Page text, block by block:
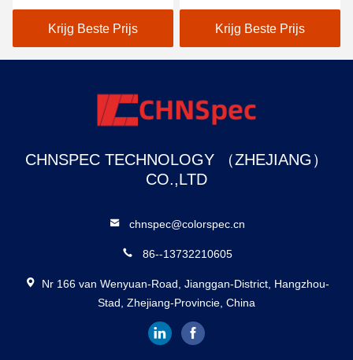
spectraalsensor voor
nauwkeurigere metingen
Krijg Beste Prijs
de de LEIDENE de
Deltaprecisiecolorimeter
van E De Analysator van
Krijg Beste Prijs
CHNSPEC TECHNOLOGY （ZHEJIANG）
CO.,LTD
chnspec@colorspec.cn
86--13732210605
Nr 166 van Wenyuan-Road, Jianggan-District, Hangzhou-
Stad, Zhejiang-Provincie, China